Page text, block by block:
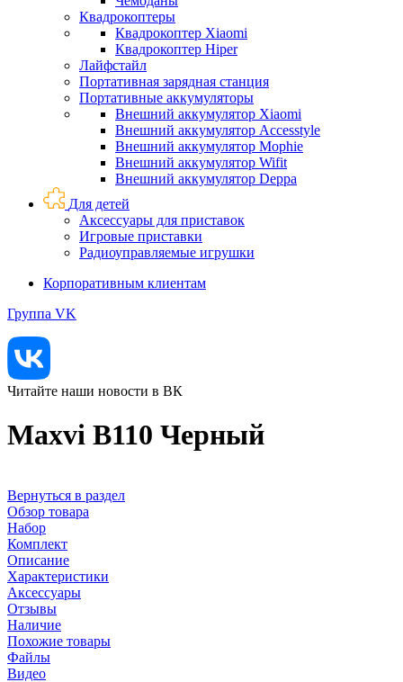
Квадрокоптеры
Квадрокоптер Xiaomi
Квадрокоптер Hiper
Лайфстайл
Портативная зарядная станция
Портативные аккумуляторы
Внешний аккумулятор Xiaomi
Внешний аккумулятор Accesstyle
Внешний аккумулятор Mophie
Внешний аккумулятор Wifit
Внешний аккумулятор Deppa
Для детей
Аксессуары для приставок
Игровые приставки
Радиоуправляемые игрушки
Корпоративным клиентам
Группа VK
Читайте наши новости в ВК
Maxvi B110 Черный
Вернуться в раздел
Обзор товара
Набор
Комплект
Описание
Характеристики
Аксессуары
Отзывы
Наличие
Похожие товары
Файлы
Видео